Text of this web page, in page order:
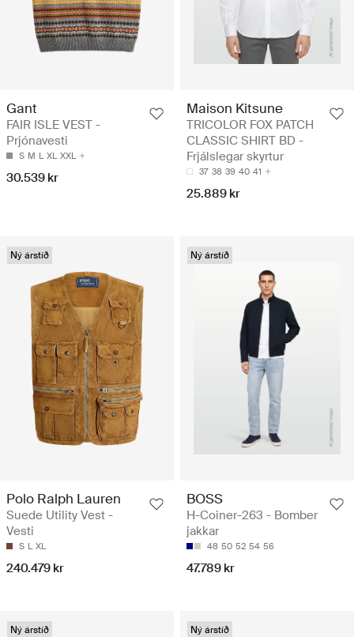
Gant
FAIR ISLE VEST -
Prjónavesti
S M L XL XXL
30.539 kr
Maison Kitsune
TRICOLOR FOX PATCH
CLASSIC SHIRT BD -
Frjálslegar skyrtur
37 38 39 40 41
25.889 kr
Ný árstíð
Polo Ralph Lauren
Suede Utility Vest -
Vesti
S L XL
240.479 kr
Ný árstíð
BOSS
H-Coiner-263 - Bomber
jakkar
48 50 52 54 56
47.789 kr
Ný árstíð Ný árstíð